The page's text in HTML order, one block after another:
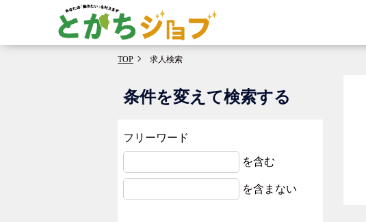
TOP 求人検索
条件を変えて検索する
フリーワード
を含む
を含まない